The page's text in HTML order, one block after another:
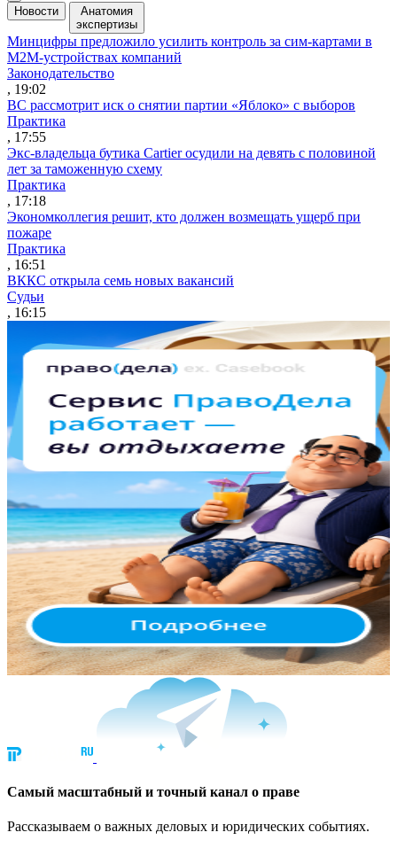
Новости
Анатомия
экспертизы
Минцифры предложило усилить контроль за сим-картами в
M2M-устройствах компаний
Законодательство
, 19:02
ВС рассмотрит иск о снятии партии «Яблоко» с выборов
Практика
, 17:55
Экс-владельца бутика Cartier осудили на девять с половиной
лет за таможенную схему
Практика
, 17:18
Экономколлегия решит, кто должен возмещать ущерб при
пожаре
Практика
, 16:51
ВККС открыла семь новых вакансий
Судьи
, 16:15
Cамый масштабный и точный канал о праве
Рассказываем о важных деловых и юридических событиях.